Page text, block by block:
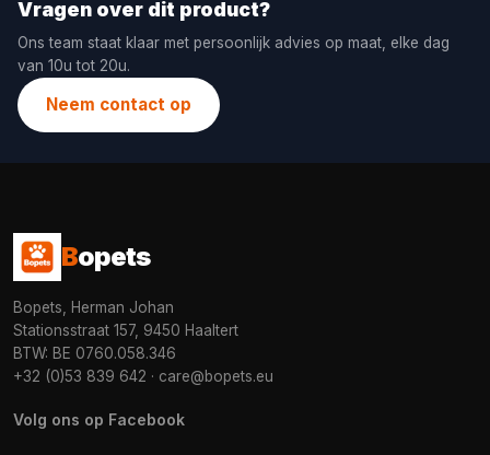
Vragen over dit product?
Ons team staat klaar met persoonlijk advies op maat, elke dag
van 10u tot 20u.
Neem contact op
Bopets
Bopets, Herman Johan
Stationsstraat 157, 9450 Haaltert
BTW: BE 0760.058.346
+32 (0)53 839 642 · care@bopets.eu
Volg ons op Facebook